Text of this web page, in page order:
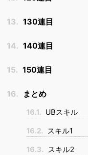
13. 130連目
14. 140連目
15. 150連目
16. まとめ
16.1. UBスキル
16.2. スキル1
16.3. スキル2